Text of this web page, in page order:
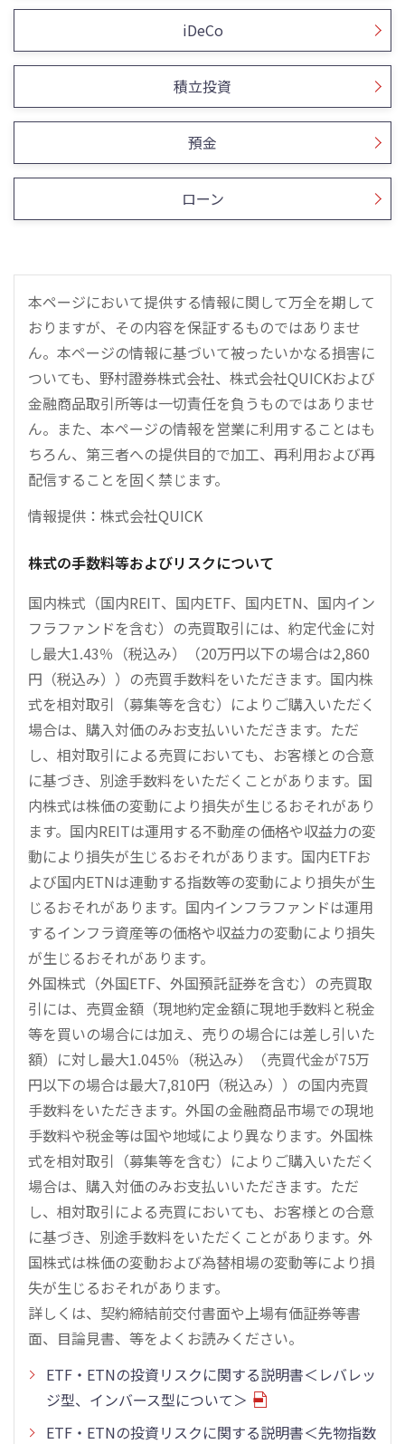
iDeCo
積立投資
預金
ローン
本ページにおいて提供する情報に関して万全を期して
おりますが、その内容を保証するものではありませ
ん。本ページの情報に基づいて被ったいかなる損害に
ついても、野村證券株式会社、株式会社QUICKおよび
金融商品取引所等は一切責任を負うものではありませ
ん。また、本ページの情報を営業に利用することはも
ちろん、第三者への提供目的で加工、再利用および再
配信することを固く禁じます。
情報提供：株式会社QUICK
株式の手数料等およびリスクについて
国内株式（国内REIT、国内ETF、国内ETN、国内イン
フラファンドを含む）の売買取引には、約定代金に対
し最大1.43％（税込み）（20万円以下の場合は2,860
円（税込み））の売買手数料をいただきます。国内株
式を相対取引（募集等を含む）によりご購入いただく
場合は、購入対価のみお支払いいただきます。ただ
し、相対取引による売買においても、お客様との合意
に基づき、別途手数料をいただくことがあります。国
内株式は株価の変動により損失が生じるおそれがあり
ます。国内REITは運用する不動産の価格や収益力の変
動により損失が生じるおそれがあります。国内ETFお
よび国内ETNは連動する指数等の変動により損失が生
じるおそれがあります。国内インフラファンドは運用
するインフラ資産等の価格や収益力の変動により損失
が生じるおそれがあります。
外国株式（外国ETF、外国預託証券を含む）の売買取
引には、売買金額（現地約定金額に現地手数料と税金
等を買いの場合には加え、売りの場合には差し引いた
額）に対し最大1.045％（税込み）（売買代金が75万
円以下の場合は最大7,810円（税込み））の国内売買
手数料をいただきます。外国の金融商品市場での現地
手数料や税金等は国や地域により異なります。外国株
式を相対取引（募集等を含む）によりご購入いただく
場合は、購入対価のみお支払いいただきます。ただ
し、相対取引による売買においても、お客様との合意
に基づき、別途手数料をいただくことがあります。外
国株式は株価の変動および為替相場の変動等により損
失が生じるおそれがあります。
詳しくは、契約締結前交付書面や上場有価証券等書
面、目論見書、等をよくお読みください。
ETF・ETNの投資リスクに関する説明書＜レバレッ
ジ型、インバース型について＞
ETF・ETNの投資リスクに関する説明書＜先物指数